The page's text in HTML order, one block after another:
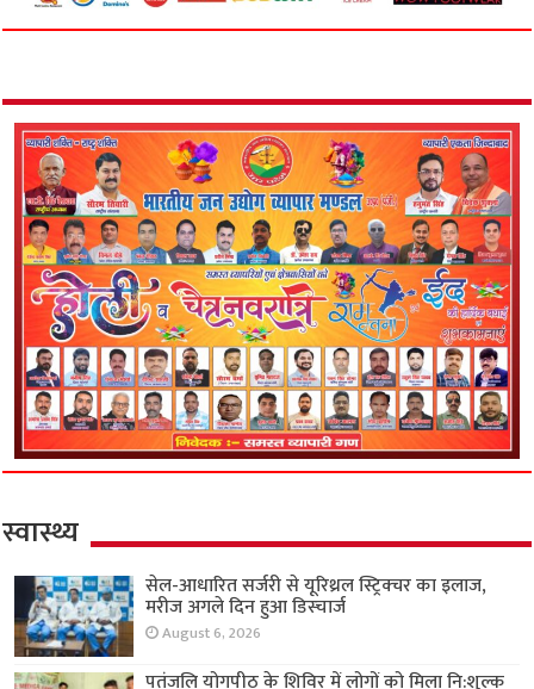
स्वास्थ्य
सेल-आधारित सर्जरी से यूरिथ्रल स्ट्रिक्चर का इलाज,
मरीज अगले दिन हुआ डिस्चार्ज
August 6, 2026